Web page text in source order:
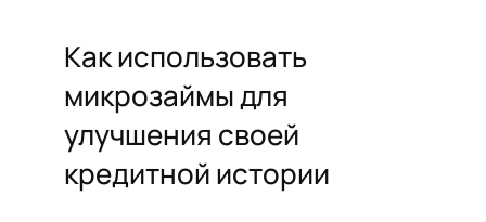
Как использовать
микрозаймы для
улучшения своей
кредитной истории